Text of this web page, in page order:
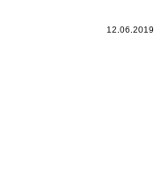
12.06.2019